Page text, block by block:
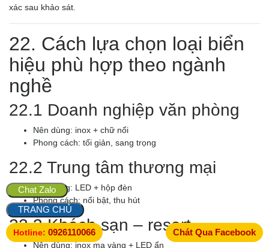
xác sau khảo sát.
22. Cách lựa chọn loại biển
hiệu phù hợp theo ngành
nghề
22.1 Doanh nghiệp văn phòng
Nên dùng: inox + chữ nổi
Phong cách: tối giản, sang trọng
22.2 Trung tâm thương mại
Nên dùng: LED + hộp đèn
Phong cách: nổi bật, thu hút
22.3 Khách sạn – resort
Nên dùng: inox mạ vàng + LED ẩn
Chát Qua Facebook
Hotline: 0926110066
Chat Zalo
TRANG CHỦ